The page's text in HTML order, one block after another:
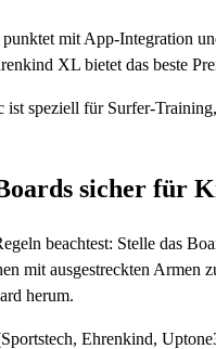
mit App-Integration
XL bietet das beste
ist speziell für Surfer-
sicher für
beachtest: Stelle das
mit ausgestreckten Armen
herum.
Ehrenkind,